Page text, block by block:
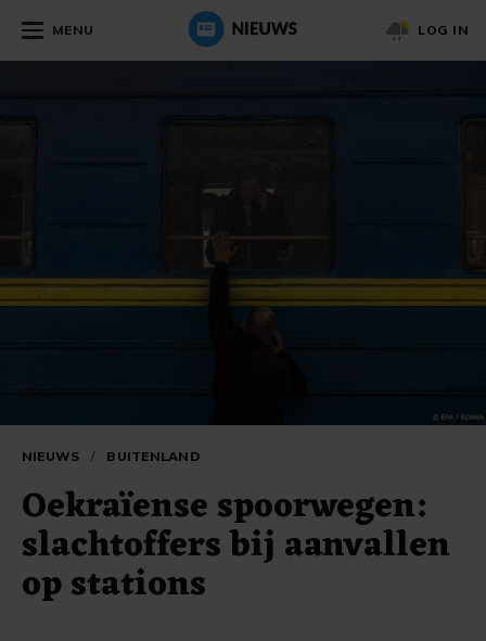
MENU LOG IN
NIEUWS / BUITENLAND
Oekraïense spoorwegen:
slachtoffers bij aanvallen
op stations